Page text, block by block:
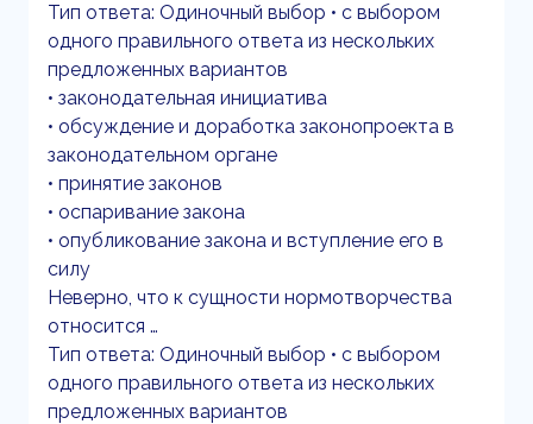
Тип ответа: Одиночный выбор • с выбором
одного правильного ответа из нескольких
предложенных вариантов
• законодательная инициатива
• обсуждение и доработка законопроекта в
законодательном органе
• принятие законов
• оспаривание закона
• опубликование закона и вступление его в
силу
Неверно, что к сущности нормотворчества
относится …
Тип ответа: Одиночный выбор • с выбором
одного правильного ответа из нескольких
предложенных вариантов